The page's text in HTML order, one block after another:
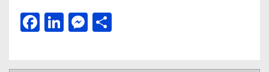
Facebook
LinkedIn
Messenger